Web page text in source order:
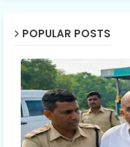
POPULAR POSTS